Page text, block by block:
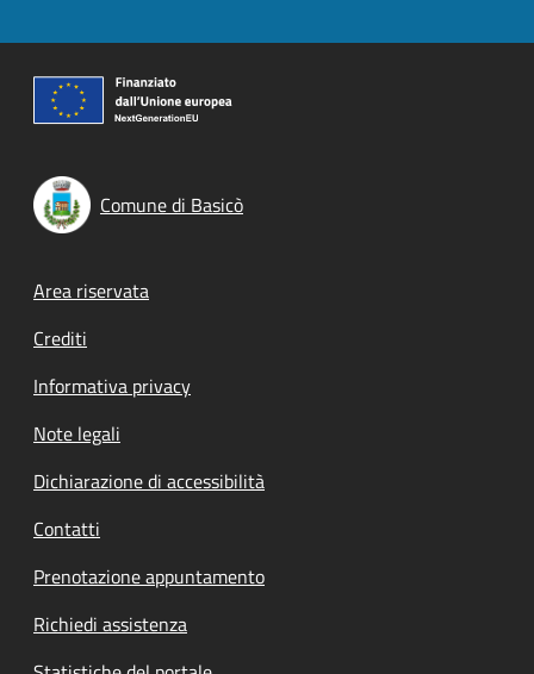
Comune di Basicò
Footer menu
Area riservata
Crediti
Informativa privacy
Note legali
Dichiarazione di accessibilità
Contatti
Prenotazione appuntamento
Richiedi assistenza